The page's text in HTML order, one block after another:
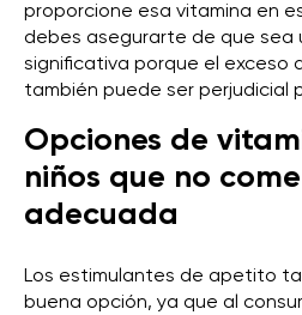
proporcione esa vitamina en
debes asegurarte de que sea
significativa porque el exceso
también puede ser perjudicial
Opciones de
niños que no
adecuada
Los estimulantes de apetito
buena opción, ya que al